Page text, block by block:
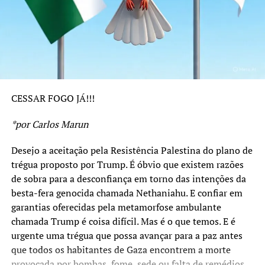
fazer isto também com ele.
Aí um Trump corajoso e decente, que exija o
cumprimentos dos compromissos que ele avslisou, será
do Sul que desde o início repudiaram esta resposta
Tribunal Penal Internacional contra o Primeiro-Ministro
importantes os reconhecimentos ao Estado Palestino
promovidos por vários países há alguns dias, em especial
França, Reino Unido e Austrália. Contribuiu muito o
boicote promovido na ONU por dezenas de países que se
retiraram do plenário e deixaram Nethaniahu na ridícula
posição de falar para as paredes. Foi louvável a coragem
dos participantes da “Flotilha Humanitária” que partiu
para Gaza e terminou nas prisões de Israel, mas que
CESSAR FOGO JÁ!!!
*por Carlos Marun
Desejo a aceitação pela Resistência Palestina do plano de
trégua proposto por Trump. É óbvio que existem razões
de sobra para a desconfiança em torno das intenções da
besta-fera genocida chamada Nethaniahu. E confiar em
garantias oferecidas pela metamorfose ambulante
chamada Trump é coisa difícil. Mas é o que temos. E é
urgente uma trégua que possa avançar para a paz antes
que todos os habitantes de Gaza encontrem a morte